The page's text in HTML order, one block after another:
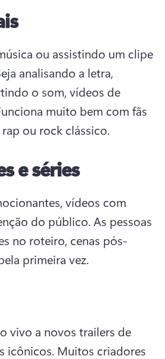
ou assistindo um clipe
analisando a letra,
o som, vídeos de
muito bem com fãs
ou rock clássico.
e séries
vídeos com
do público. As pessoas
no roteiro, cenas pós-
primeira vez.
vivo a novos trailers de
icônicos. Muitos criadores